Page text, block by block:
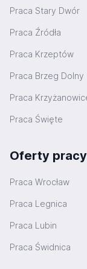
Praca Stary Dwór
Praca Źródła
Praca Krzeptów
Praca Brzeg Dolny
Praca
Praca Święte
Oferty
Praca Wrocław
Praca Legnica
Praca Lubin
Praca Świdnica